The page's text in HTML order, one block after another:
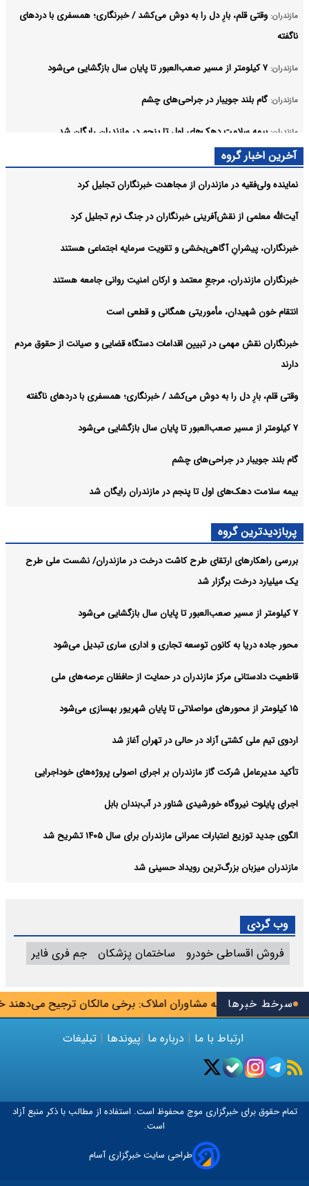
سرخط خبرهااتحادیه مشاوران املاک: برخی مالکان ترجیح می‌دهند
مازندران: وقتی قلم، بارِ دل را به دوش می‌کشد / خبرنگاری؛ همسفری با دردهای
ناگفته
مازندران: ۷ کیلومتر از مسیر صعب‌العبور تا پایان سال بازگشایی می‌شود
مازندران: گام بلند جویبار در جراحی‌های چشم
مازندران: بیمه سلامت دهک‌های اول تا پنجم در مازندران رایگان شد
آخرین اخبار گروه
نماینده ولی‌فقیه در مازندران از مجاهدت خبرنگاران تجلیل کرد
آیت‌الله معلمی از نقش‌آفرینی خبرنگاران در جنگ نرم تجلیل کرد
خبرنگاران، پیشرانِ آگاهی‌بخشی و تقویت سرمایه اجتماعی هستند
خبرنگاران مازندران، مرجعِ معتمد و ارکان امنیت روانی جامعه هستند
انتقام خون شهیدان، مأموریتی همگانی و قطعی است
خبرنگاران نقش مهمی در تبیین اقدامات دستگاه قضایی و صیانت از حقوق مردم
دارند
وقتی قلم، بارِ دل را به دوش می‌کشد / خبرنگاری؛ همسفری با دردهای ناگفته
۷ کیلومتر از مسیر صعب‌العبور تا پایان سال بازگشایی می‌شود
گام بلند جویبار در جراحی‌های چشم
بیمه سلامت دهک‌های اول تا پنجم در مازندران رایگان شد
پربازدیدترین گروه
بررسی راهکارهای ارتقای طرح کاشت درخت در مازندران/ نشست ملی طرح
یک میلیارد درخت برگزار شد
۷ کیلومتر از مسیر صعب‌العبور تا پایان سال بازگشایی می‌شود
محور جاده دریا به کانون توسعه تجاری و اداری ساری تبدیل می‌شود
قاطعیت دادستانی مرکز مازندران در حمایت از حافظان عرصه‌های ملی
۱۵ کیلومتر از محورهای مواصلاتی تا پایان شهریور بهسازی می‌شود
اردوی تیم ملی کشتی آزاد در حالی در تهران آغاز شد
تأکید مدیرعامل شرکت گاز مازندران بر اجرای اصولی پروژه‌های خوداجرایی
اجرای پایلوت نیروگاه خورشیدی شناور در آب‌بندان بابل
الگوی جدید توزیع اعتبارات عمرانی مازندران برای سال ۱۴۰۵ تشریح شد
مازندران میزبان بزرگ‌ترین رویداد حسینی شد
وب گردی
فروش اقساطی خودرو
ساختمان پزشکان جم فری فایر
ارتباط با ما | درباره ما |پیوندها | تبلیغات
تمام حقوق برای خبرگزاری موج محفوظ است. استفاده از مطالب با ذکر منبع آزاد
است.
طراحی سایت خبرگزاری آسام